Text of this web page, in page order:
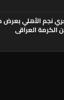
نجم الأهلي
الكرمة العراقي